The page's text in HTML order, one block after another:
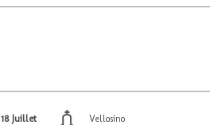
18 Juillet Vellosino